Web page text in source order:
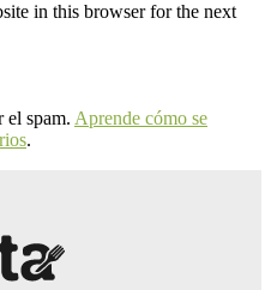
in this browser for the next
el spam. Aprende cómo se
.